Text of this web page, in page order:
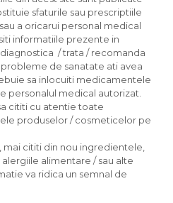
sfaturile sau prescriptiile
a oricarui personal medical
informatiile prezente in
/ trata / recomanda
de sanatate ati avea
sa inlocuiti medicamentele
personalul medical autorizat.
cititi cu atentie toate
produselor / cosmeticelor pe
cititi din nou ingredientele,
alimentare / sau alte
va ridica un semnal de